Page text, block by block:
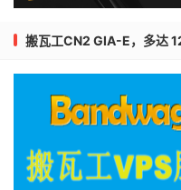
搬瓦工CN2 GIA-E，多达